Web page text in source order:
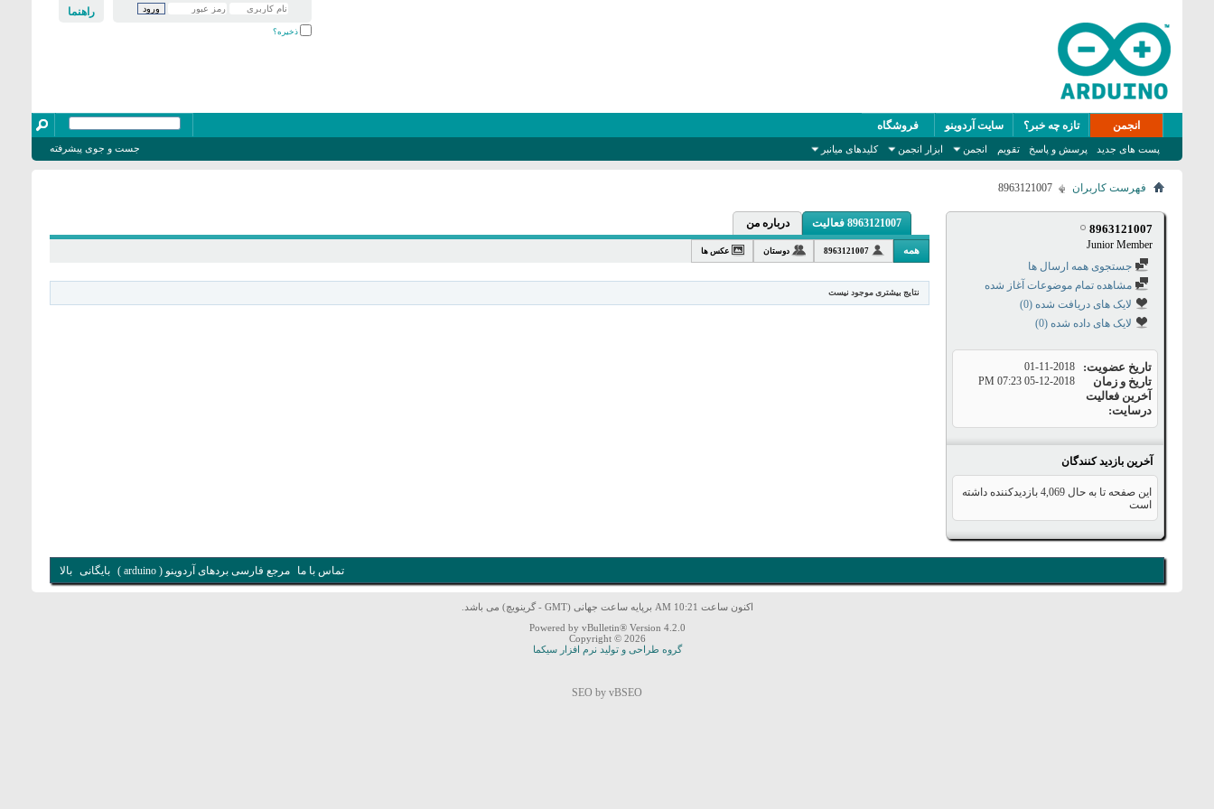
راهنما
ذخیره؟
انجمن
پست های جدید پرسش و پاسخ تقویم انجمن ابزار انجمن کلیدهای میانبر
تازه چه خبر؟ سایت آردوینو فروشگاه
جست و جوی پیشرفته
فهرست کاربران 8963121007
8963121007
Junior Member
جستجوی همه ارسال ها
مشاهده تمام موضوعات آغاز شده
لایک های دریافت شده (0)
لایک های داده شده (0)
تاریخ عضویت 01-11-2018
تاریخ و زمان
آخرین فعالیت
درسایت
05-12-2018
07:23 PM
آخرین بازدید کنندگان
این صفحه تا به حال 4,069 بازدیدکننده داشته
است
8963121007 فعالیت درباره من
همه 8963121007 دوستان عکس ها
نتایج بیشتری موجود نیست
تماس با ما مرجع فارسی بردهای آردوینو ( arduino ) بایگانی بالا
اکنون ساعت 10:21 AM برپایه ساعت جهانی (GMT - گرینویچ) می باشد.
Powered by vBulletin® Version 4.2.0
Copyright © 2026
گروه طراحی و تولید نرم افزار سیکما
SEO by vBSEO